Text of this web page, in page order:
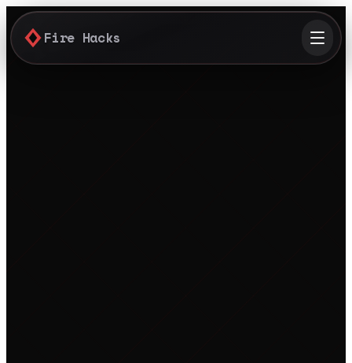
Fire Hacks